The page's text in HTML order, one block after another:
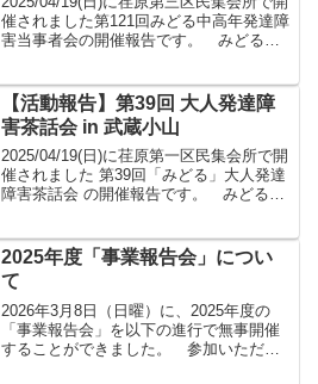
催されました第121回みどる中高年発達障
害当事者会の開催報告です。 みどる会
フォームからメールアドレスをご登録い
ただく...
【活動報告】第39回 大人発達障
害茶話会 in 武蔵小山
2025/04/19(日)に荏原第一区民集会所で開
催されました 第39回「みどる」大人発達
障害茶話会 の開催報告です。 みどる会
フォームからメールアドレスをご登録い
ただ...
2025年度「事業報告会」につい
て
2026年3月8日（日曜）に、2025年度の
「事業報告会」を以下の進行で無事開催
することができました。 参加いただい